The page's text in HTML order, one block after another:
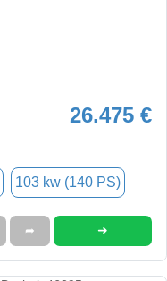
26.475 €
103 kw (140 PS)
➦ ➜